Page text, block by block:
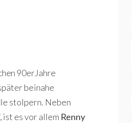
90erJahre
beinahe
stolpern. Neben
ist es vor allem Renny